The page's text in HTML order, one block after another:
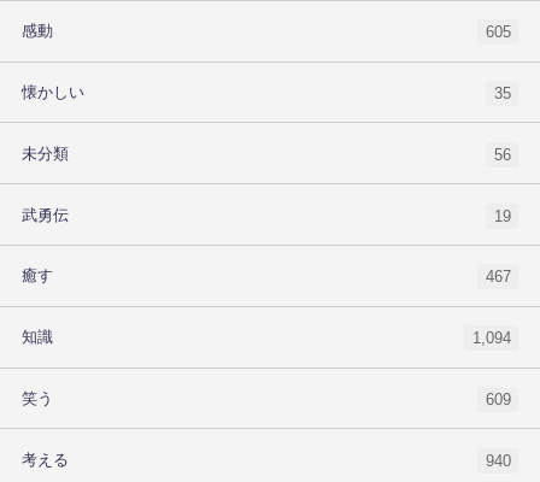
感動 605
懐かしい 35
未分類 56
武勇伝 19
癒す 467
知識 1,094
笑う 609
考える 940